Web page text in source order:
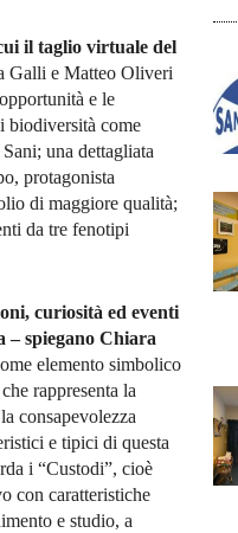
il taglio virtuale del
Galli e Matteo Oliveri
e le
biodiversità come
una dettagliata
protagonista
di maggiore qualità;
da tre fenotipi
curiosità ed eventi
– spiegano Chiara
elemento simbolico
rappresenta la
consapevolezza
e tipici di questa
i “Custodi”, cioè
con caratteristiche
e studio, a